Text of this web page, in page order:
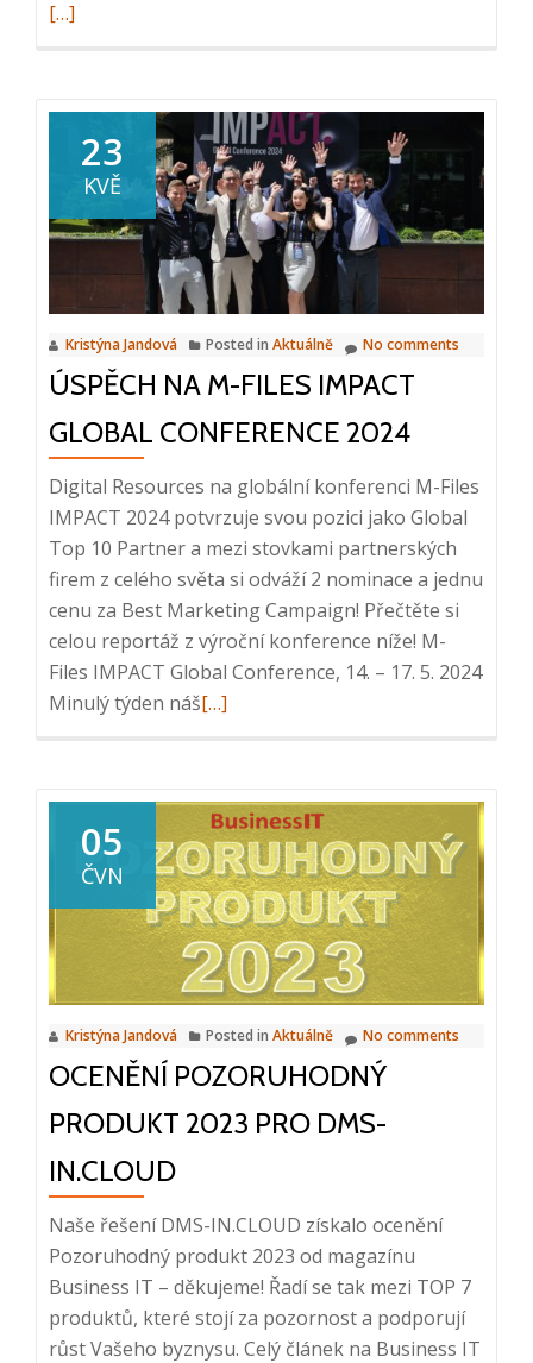
Intuo
pro
oblast
[…]
23
KVĚ
Kristýna Jandová Posted in Aktuálně No comments
ÚSPĚCH NA M-FILES IMPACT
GLOBAL CONFERENCE 2024
Digital Resources na globální konferenci M-Files
IMPACT 2024 potvrzuje svou pozici jako Global
Top 10 Partner a mezi stovkami partnerských
firem z celého světa si odváží 2 nominace a jednu
cenu za Best Marketing Campaign! Přečtěte si
celou reportáž z výroční konference níže! M-
Files IMPACT Global Conference, 14. – 17. 5. 2024
Minulý týden nášRead
na
M-
Files
IMPACT
Global
Conference
2024
[…]
05
ČVN
Kristýna Jandová Posted in Aktuálně No comments
OCENĚNÍ POZORUHODNÝ
PRODUKT 2023 PRO DMS-
IN.CLOUD
Naše řešení DMS-IN.CLOUD získalo ocenění
Pozoruhodný produkt 2023 od magazínu
Business IT – děkujeme! Řadí se tak mezi TOP 7
produktů, které stojí za pozornost a podporují
růst Vašeho byznysu. Celý článek na Business IT